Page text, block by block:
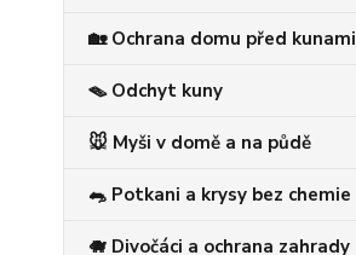
🏡 Ochrana domu před kunami
🪤 Odchyt kuny
🐭 Myši v domě a na půdě
🐀 Potkani a krysy bez chemie
🐗 Divočáci a ochrana zahrady